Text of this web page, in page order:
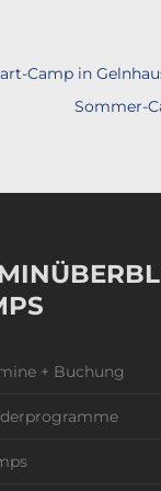
Camp in
Sommer-
+ Buchung